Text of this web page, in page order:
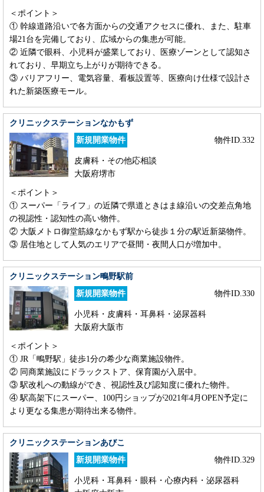
＜ポイント＞
① 幹線道路沿いで各方面からの交通アクセスに優れ、また、駐車
場21台を完備しており、広域からの集患が可能。
② 近隣で眼科、小児科が盛業しており、医療ゾーンとして認知さ
れており、早期立ち上がりが期待できる。
③ バリアフリー、電気容量、看板設置等、医療向け仕様で設計さ
れた新築医療モール。
クリニックステーションなかもず
物件ID.332
新規開業物件
皮膚科・その他応相談
大阪府堺市
＜ポイント＞
① スーパー「ライフ」の近隣で県道ときはま線沿いの交差点角地
の視認性・認知性の高い物件。
② 大阪メトロ御堂筋線なかもず駅から徒歩１分の駅近新築物件。
③ 居住地として人気のエリアで昼間・夜間人口が増加中。
クリニックステーション鴫野駅前
物件ID.330
新規開業物件
小児科・皮膚科・耳鼻科・泌尿器科
大阪府大阪市
＜ポイント＞
① JR「鴫野駅」徒歩1分の希少な商業施設物件。
② 同商業施設にドラックストア、保育園が入居中。
③ 駅改札への動線ができ、視認性及び認知度に優れた物件。
④ 駅高架下にスーパー、100円ショップが2021年4月OPEN予定に
より更なる集患が期待出来る物件。
クリニックステーションあびこ
物件ID.329
新規開業物件
小児科・耳鼻科・眼科・心療内科・泌尿器科